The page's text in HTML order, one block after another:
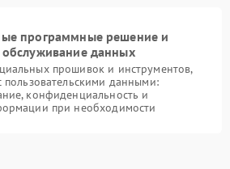
программные решение и
обслуживание данных
прошивок и инструментов,
пользовательскими данными:
конфиденциальность и
при необходимости